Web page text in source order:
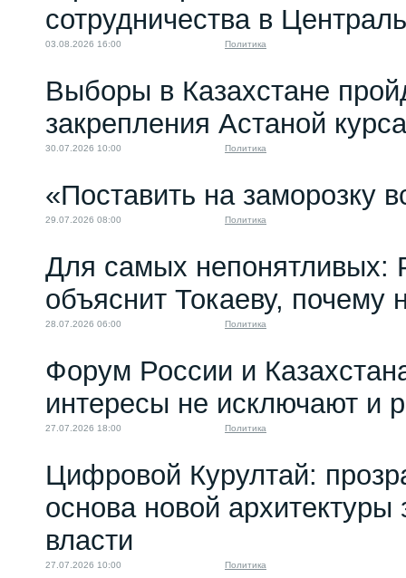
сотрудничества в
03.08.2026 16:00 Политика
Выборы в Казахстане
закрепления Астаной
30.07.2026 10:00 Политика
«Поставить на заморозку
29.07.2026 08:00 Политика
Для самых непонятливых:
объяснит Токаеву,
28.07.2026 06:00 Политика
Форум России и
интересы не исключают и
27.07.2026 18:00 Политика
Цифровой Курултай:
основа новой архитектуры
власти
27.07.2026 10:00 Политика